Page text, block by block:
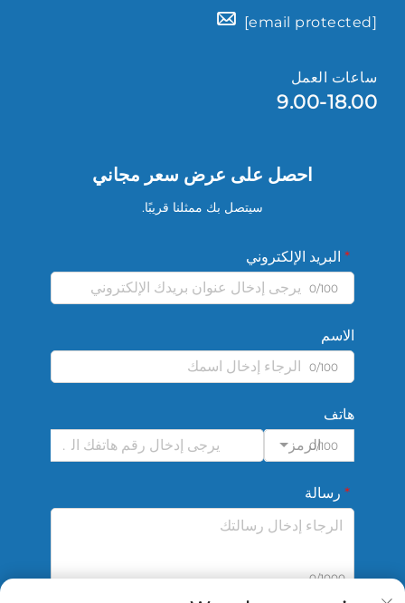
[email protected]
ساعات العمل
9.00-18.00
احصل على عرض سعر مجاني
سيتصل بك ممثلنا قريبًا.
البريد الإلكتروني
0/100
الاسم
0/100
هاتف
الرمز0/100
رسالة
0/1000